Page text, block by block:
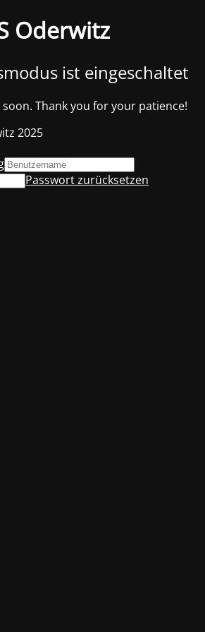
Oderwitz
ist eingeschaltet
Thank you for your patience!
2025
Passwort zurücksetzen